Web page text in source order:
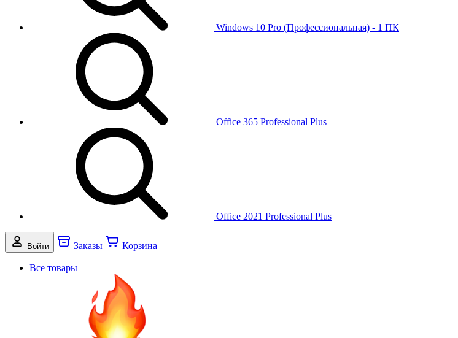
Windows 10 Pro (Профессиональная) - 1 ПК
Office 365 Professional Plus
Office 2021 Professional Plus
Войти Заказы Корзина
Все товары